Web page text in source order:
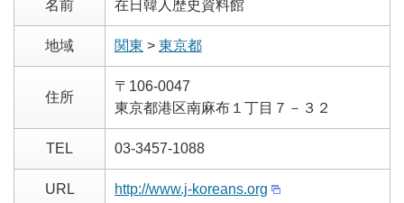
名前 在日韓人歴史資料館
地域 関東 > 東京都
住所
〒106-0047
東京都港区南麻布１丁目７－３２
TEL 03-3457-1088
URL http://www.j-koreans.org